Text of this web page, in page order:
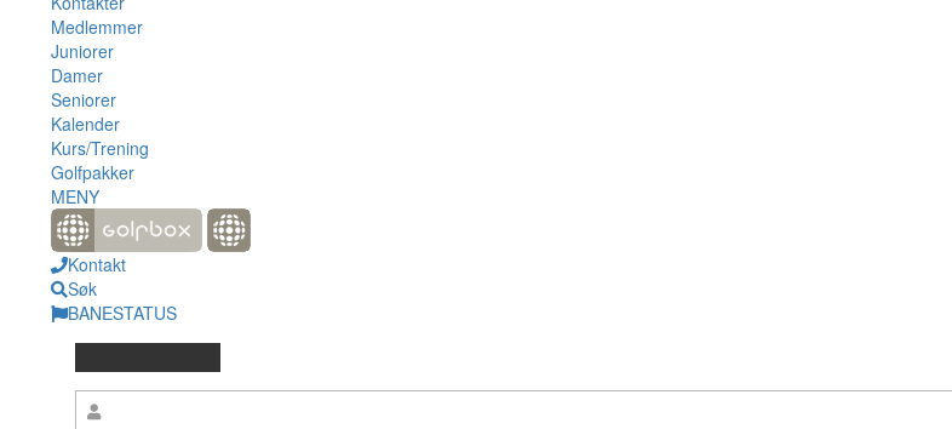
Medlemmer
Juniorer
Damer
Seniorer
Kalender
Kurs/Trening
Golfpakker
MENY
Kontakt
Søk
BANESTATUS